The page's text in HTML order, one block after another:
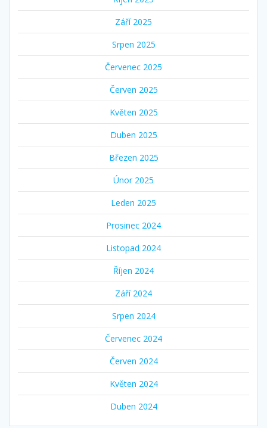
Září 2025
Srpen 2025
Červenec 2025
Červen 2025
Květen 2025
Duben 2025
Březen 2025
Únor 2025
Leden 2025
Prosinec 2024
Listopad 2024
Říjen 2024
Září 2024
Srpen 2024
Červenec 2024
Červen 2024
Květen 2024
Duben 2024